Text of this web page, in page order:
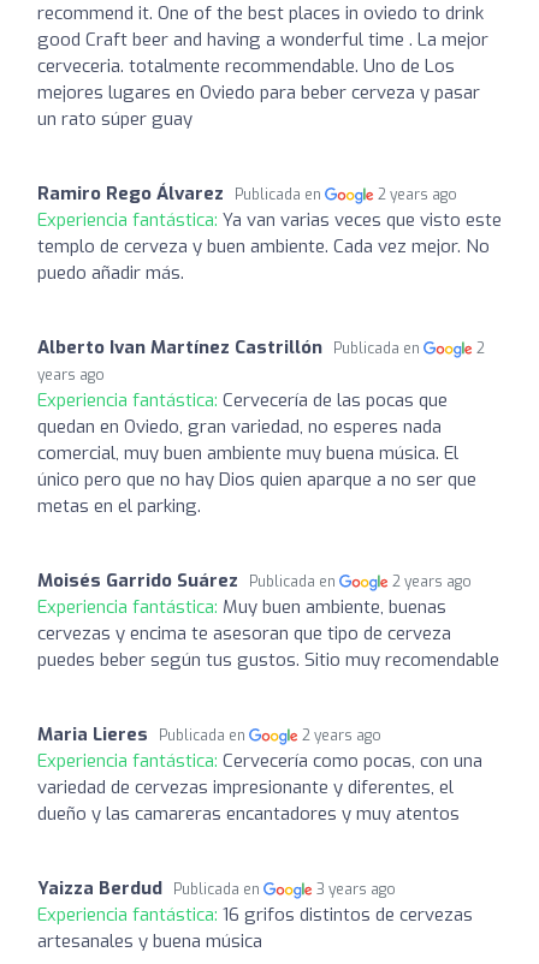
recommend it. One of the best places in oviedo to drink
good Craft beer and having a wonderful time . La mejor
cerveceria. totalmente recommendable. Uno de Los
mejores lugares en Oviedo para beber cerveza y pasar
un rato súper guay
Ramiro Rego Álvarez Publicada en 2 years ago
Experiencia fantástica: Ya van varias veces que visto este
templo de cerveza y buen ambiente. Cada vez mejor. No
puedo añadir más.
Alberto Ivan Martínez Castrillón Publicada en
2
years ago
Experiencia fantástica: Cervecería de las pocas que
quedan en Oviedo, gran variedad, no esperes nada
comercial, muy buen ambiente muy buena música. El
único pero que no hay Dios quien aparque a no ser que
metas en el parking.
Moisés Garrido Suárez Publicada en 2 years ago
Experiencia fantástica: Muy buen ambiente, buenas
cervezas y encima te asesoran que tipo de cerveza
puedes beber según tus gustos. Sitio muy recomendable
Maria Lieres Publicada en 2 years ago
Experiencia fantástica: Cervecería como pocas, con una
variedad de cervezas impresionante y diferentes, el
dueño y las camareras encantadores y muy atentos
Yaizza Berdud Publicada en 3 years ago
Experiencia fantástica: 16 grifos distintos de cervezas
artesanales y buena música